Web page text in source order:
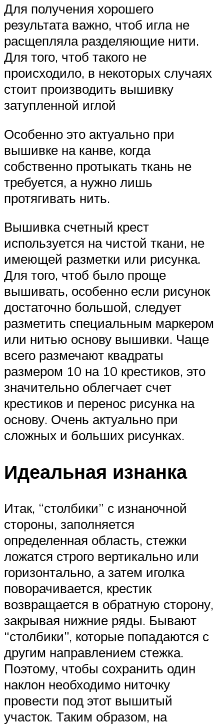
Для получения хорошего
результата важно, чтоб игла не
расщепляла разделяющие нити.
Для того, чтоб такого не
происходило, в некоторых случаях
стоит производить вышивку
затупленной иглой
Особенно это актуально при
вышивке на канве, когда
собственно протыкать ткань не
требуется, а нужно лишь
протягивать нить.
Вышивка счетный крест
используется на чистой ткани, не
имеющей разметки или рисунка.
Для того, чтоб было проще
вышивать, особенно если рисунок
достаточно большой, следует
разметить специальным маркером
или нитью основу вышивки. Чаще
всего размечают квадраты
размером 10 на 10 крестиков, это
значительно облегчает счет
крестиков и перенос рисунка на
основу. Очень актуально при
сложных и больших рисунках.
Идеальная изнанка
Итак, “столбики” с изнаночной
стороны, заполняется
определенная область, стежки
ложатся строго вертикально или
горизонтально, а затем иголка
поворачивается, крестик
возвращается в обратную сторону,
закрывая нижние ряды. Бывают
“столбики”, которые попадаются с
другим направлением стежка.
Поэтому, чтобы сохранить один
наклон необходимо ниточку
провести под этот вышитый
участок. Таким образом, на